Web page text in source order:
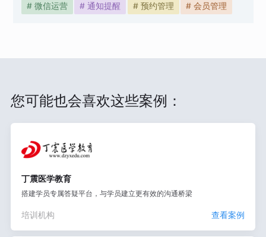
# 微信运营
# 通知提醒 # 预约管理 # 会员管理
您可能也会喜欢这些案例：
丁震医学教育
搭建学员专属答疑平台，与学员建立更有效的沟通桥梁
培训机构 查看案例